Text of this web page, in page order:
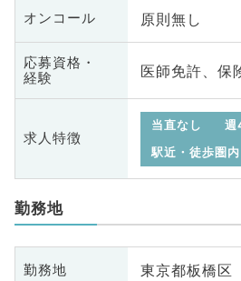
オンコール 原則無し
応募資格・
経験
医師免許、保
求人特徴
当直なし
週
駅近・徒歩圏内
勤務地
勤務地 東京都板橋区